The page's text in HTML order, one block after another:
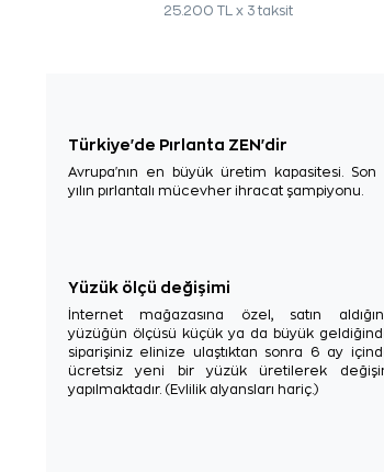
25.200 TL x 3 taksit
Türkiye'de Pırlanta ZEN'dir
Avrupa'nın en büyük üretim kapasitesi. Son
yılın pırlantalı mücevher ihracat şampiyonu.
Yüzük ölçü değişimi
İnternet mağazasına özel, satın
yüzüğün ölçüsü küçük ya da büyük
siparişiniz elinize ulaştıktan sonra 6 ay
ücretsiz yeni bir yüzük üretilerek
yapılmaktadır. (Evlilik alyansları hariç.)